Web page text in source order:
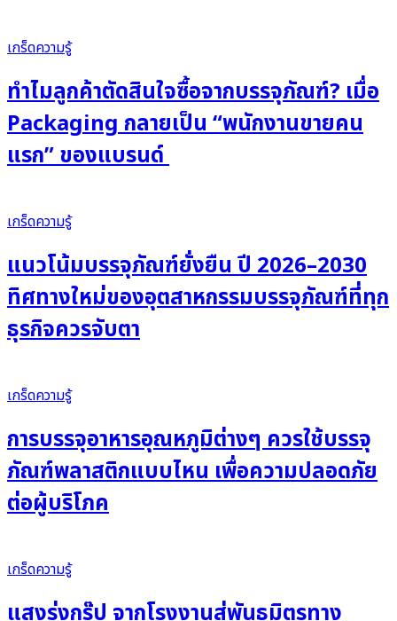
เกร็ดความรู้
ทำไมลูกค้าตัดสินใจซื้อจากบรรจุภัณฑ์? เมื่อ
Packaging กลายเป็น “พนักงานขายคน
แรก” ของแบรนด์
เกร็ดความรู้
แนวโน้มบรรจุภัณฑ์ยั่งยืน ปี 2026–2030
ทิศทางใหม่ของอุตสาหกรรมบรรจุภัณฑ์ที่ทุก
ธุรกิจควรจับตา
เกร็ดความรู้
การบรรจุอาหารอุณหภูมิต่างๆ ควรใช้บรรจุ
ภัณฑ์พลาสติกแบบไหน เพื่อความปลอดภัย
ต่อผู้บริโภค
เกร็ดความรู้
แสงรุ่งกรุ๊ป จากโรงงานสู่พันธมิตรทาง